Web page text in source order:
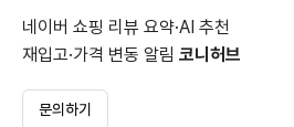
네이버 쇼핑 리뷰 요약·AI 추천
재입고·가격 변동 알림 코니허브
문의하기